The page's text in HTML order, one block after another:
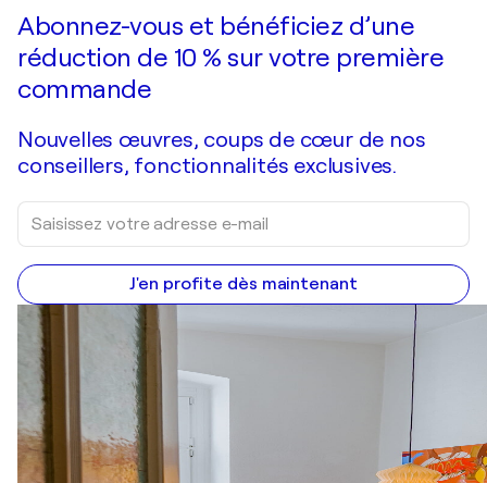
Abonnez-vous et bénéficiez d’une
réduction de 10 % sur votre première
commande
Nouvelles œuvres, coups de cœur de nos
conseillers, fonctionnalités exclusives.
J'en profite dès maintenant